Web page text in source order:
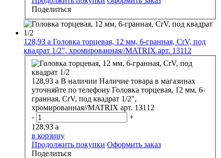
Поделиться
128,93 a Головка торцевая, 12 мм, 6-гранная, CrV, под
квадрат 1/2", хромированная//MATRIX арт. 13112
128,93 a В наличии Наличие товара в магазинах
уточняйте по телефону Головка торцевая, 12 мм, 6-
гранная, CrV, под квадрат 1/2",
хромированная//MATRIX арт. 13112
-
+
128,93 a
в корзину
Продолжить покупки Оформить заказ
Поделиться